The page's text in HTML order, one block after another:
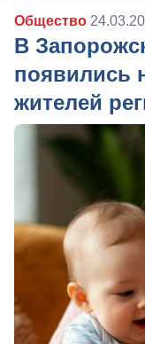
Общество
В
появились
жителей